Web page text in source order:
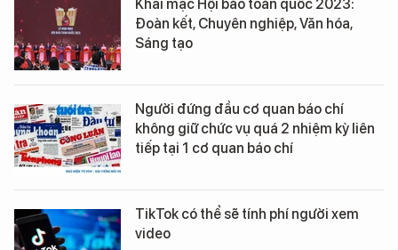
Khai mạc Hội báo toàn quốc 2023:
Đoàn kết, Chuyên nghiệp, Văn hóa,
Sáng tạo
Người đứng đầu cơ quan báo chí
không giữ chức vụ quá 2 nhiệm kỳ liên
tiếp tại 1 cơ quan báo chí
TikTok có thể sẽ tính phí người xem
video